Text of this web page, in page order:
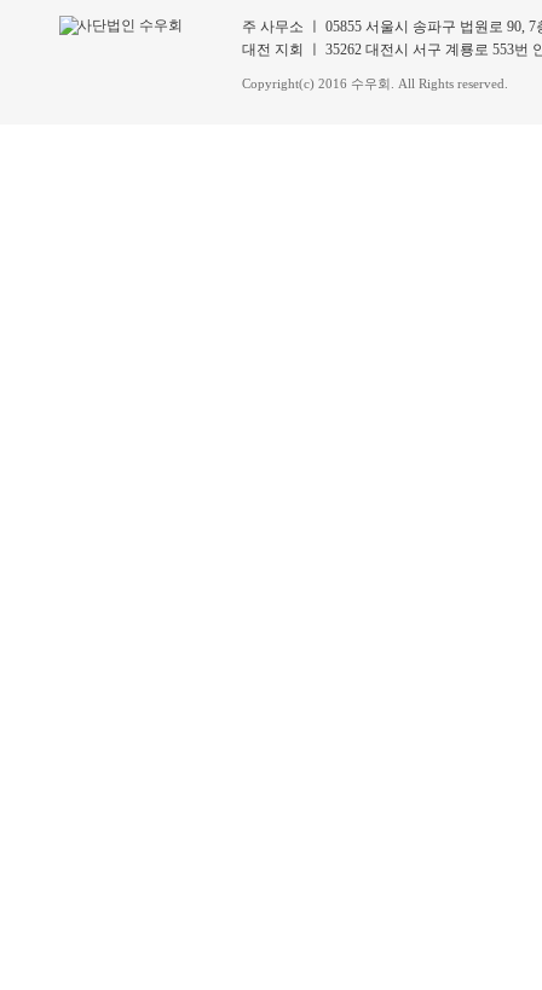
주 사무소 ㅣ 05855 서울시 송파구 법원로 90,
대전 지회 ㅣ 35262 대전시 서구 계룡로 553번
Copyright(c) 2016 수우회. All Rights reserved.